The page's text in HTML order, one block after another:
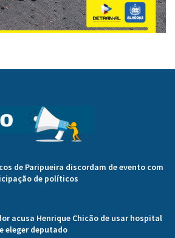
de Paripueira discordam de evento com
de políticos
acusa Henrique Chicão de usar hospital
eleger deputado